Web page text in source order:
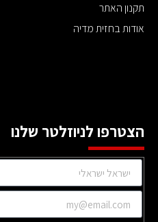
תקנון האתר
אודות בחזית מדיה
הצטרפו לניוזלטר שלנו